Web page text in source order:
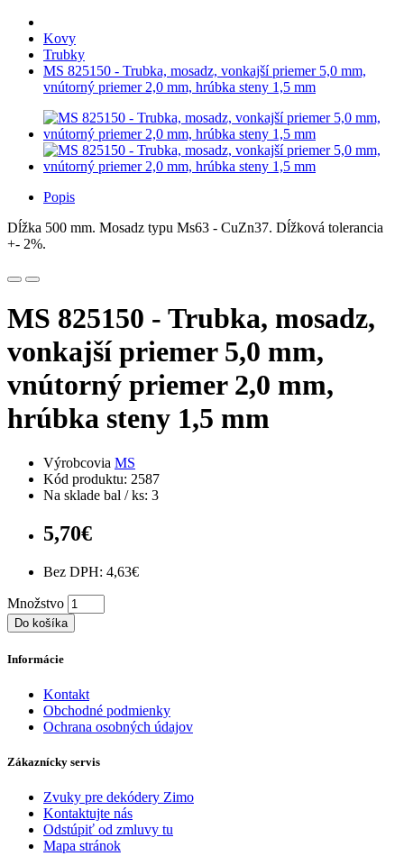
Kovy
Trubky
MS 825150 - Trubka, mosadz, vonkajší priemer 5,0 mm,
vnútorný priemer 2,0 mm, hrúbka steny 1,5 mm
Popis
Dĺžka 500 mm. Mosadz typu Ms63 - CuZn37. Dĺžková tolerancia
+- 2%.
MS 825150 - Trubka, mosadz,
vonkajší priemer 5,0 mm,
vnútorný priemer 2,0 mm,
hrúbka steny 1,5 mm
Výrobcovia MS
Kód produktu: 2587
Na sklade bal / ks: 3
5,70€
Bez DPH: 4,63€
Množstvo
Do košíka
Informácie
Kontakt
Obchodné podmienky
Ochrana osobných údajov
Zákaznícky servis
Zvuky pre dekódery Zimo
Kontaktujte nás
Odstúpiť od zmluvy tu
Mapa stránok